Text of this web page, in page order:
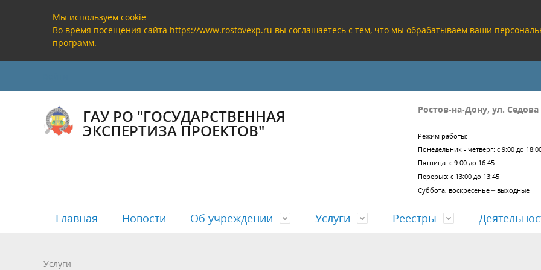
Мы используем cookie
Во время посещения сайта https://www.rostovexp.ru вы соглашаетесь с тем, что мы обрабатываем ваши
программ.
ГАУ РО "ГОСУДАРСТВЕННАЯ
ЭКСПЕРТИЗА ПРОЕКТОВ"
Ростов-на-Дону, ул.
Режим работы:
Понедельник - четверг: с 9:00 до
Пятница: с 9:00 до 16:45
Перерыв: с 13:00 до 13:45
Суббота, воскресенье – выходные
Главная Новости Об учреждении
Руководство
Услуги
Государственная экспертиза
Реестры
Реестр заключений государственной
Полезная информация
Услуги